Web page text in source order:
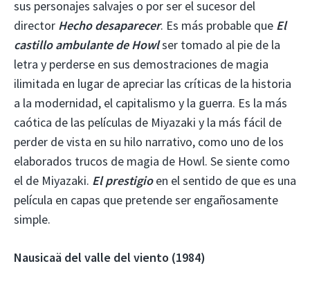
sus personajes salvajes o por ser el sucesor del
director Hecho desaparecer. Es más probable que El
castillo ambulante de Howlser tomado al pie de la
letra y perderse en sus demostraciones de magia
ilimitada en lugar de apreciar las críticas de la historia
a la modernidad, el capitalismo y la guerra. Es la más
caótica de las películas de Miyazaki y la más fácil de
perder de vista en su hilo narrativo, como uno de los
elaborados trucos de magia de Howl. Se siente como
el de Miyazaki. El prestigio en el sentido de que es una
película en capas que pretende ser engañosamente
simple.
Nausicaä del valle del viento (1984)